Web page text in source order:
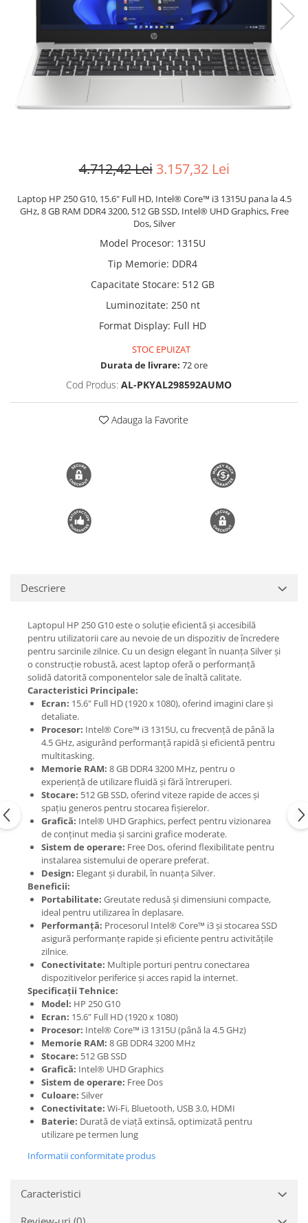
Masute pentru Pat
Perne Ortopedice
Paturi Medicale
Centuri Ajutatoare Locomotie
Perne de Reabilitare
Bideuri
Imprimante
Mașini de găurit și înșurubat
Mixere, tocatoare & roboti de
Perii de Păr Electrice
Plite
Polizoare Unghiulare
Trimmere si Fierastrae
4.712,42 Lei 3.157,32 Lei
Laptop HP 250 G10, 15.6" Full HD, Intel® Core™ i3 1315U pana la 4.5
GHz, 8 GB RAM DDR4 3200, 512 GB SSD, Intel® UHD Graphics, Free
Dos, Silver
Model Procesor: 1315U
Tip Memorie: DDR4
Capacitate Stocare: 512 GB
Luminozitate: 250 nt
Format Display: Full HD
STOC EPUIZAT
Durata de livrare: 72 ore
Cod Produs: AL-PKYAL298592AUMO
Adauga la Favorite
Descriere
Laptopul HP 250 G10 este o soluție eficientă și accesibilă
pentru utilizatorii care au nevoie de un dispozitiv de încredere
pentru sarcinile zilnice. Cu un design elegant în nuanța Silver și
o construcție robustă, acest laptop oferă o performanță
solidă datorită componentelor sale de înaltă calitate.
Caracteristici Principale:
Ecran: 15.6" Full HD (1920 x 1080), oferind imagini clare și
detaliate.
Procesor: Intel® Core™ i3 1315U, cu frecvență de până la
4.5 GHz, asigurând performanță rapidă și eficientă pentru
multitasking.
Memorie RAM: 8 GB DDR4 3200 MHz, pentru o
experiență de utilizare fluidă și fără întreruperi.
Stocare: 512 GB SSD, oferind viteze rapide de acces și
spațiu generos pentru stocarea fișierelor.
Grafică: Intel® UHD Graphics, perfect pentru vizionarea
de conținut media și sarcini grafice moderate.
Sistem de operare: Free Dos, oferind flexibilitate pentru
instalarea sistemului de operare preferat.
Design: Elegant și durabil, în nuanța Silver.
Beneficii:
Portabilitate: Greutate redusă și dimensiuni compacte,
ideal pentru utilizarea în deplasare.
Performanță: Procesorul Intel® Core™ i3 și stocarea SSD
asigură performanțe rapide și eficiente pentru activitățile
zilnice.
Conectivitate: Multiple porturi pentru conectarea
dispozitivelor periferice și acces rapid la internet.
Specificații Tehnice:
Model: HP 250 G10
Ecran: 15.6" Full HD (1920 x 1080)
Procesor: Intel® Core™ i3 1315U (până la 4.5 GHz)
Memorie RAM: 8 GB DDR4 3200 MHz
Stocare: 512 GB SSD
Grafică: Intel® UHD Graphics
Sistem de operare: Free Dos
Culoare: Silver
Conectivitate: Wi-Fi, Bluetooth, USB 3.0, HDMI
Baterie: Durată de viață extinsă, optimizată pentru
utilizare pe termen lung
Informatii conformitate produs
Caracteristici